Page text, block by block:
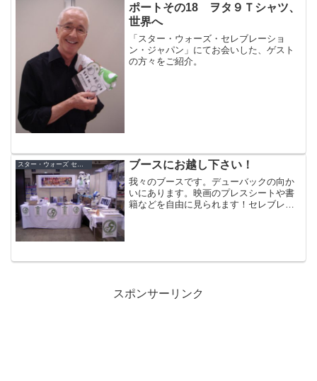
ポートその18 ヲタ９Ｔシャツ、
世界へ
「スター・ウォーズ・セレブレーショ
ン・ジャパン」にてお会いした、ゲスト
の方々をご紹介。
ブースにお越し下さい！
我々のブースです。デューバックの向か
いにあります。映画のプレスシートや書
籍などを自由に見られます！セレブレー
スポンサーリンク